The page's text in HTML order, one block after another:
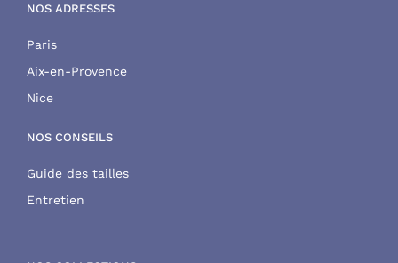
NOS ADRESSES
Paris
Aix-en-Provence
Nice
NOS CONSEILS
Guide des tailles
Entretien